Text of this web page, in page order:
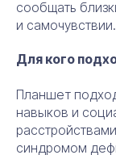
сообщать
и самочувствии.
Для кого
Планшет
навыков и
синдромом